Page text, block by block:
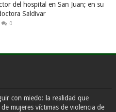
del hospital en San Juan; en su
Saldivar
0
con miedo: la realidad que
mujeres víctimas de violencia de